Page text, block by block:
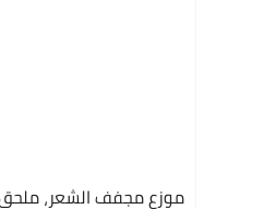
موزع مجفف الشعر،